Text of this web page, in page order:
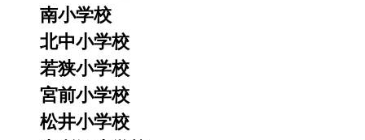
南小学校
北中小学校
若狭小学校
宮前小学校
松井小学校